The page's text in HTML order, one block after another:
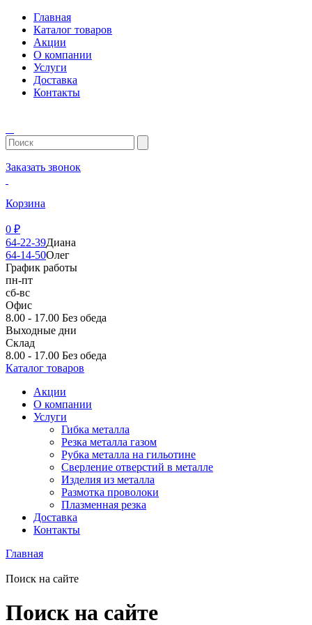
Главная
Каталог товаров
Акции
О компании
Услуги
Доставка
Контакты
Заказать звонок
Корзина
0 ₽
64-22-39Диана
64-14-50Олег
График работы
пн-пт
сб-вс
Офис
8.00 - 17.00 Без обеда
Выходные дни
Склад
8.00 - 17.00 Без обеда
Каталог товаров
Акции
О компании
Услуги
Гибка металла
Резка металла газом
Рубка металла на гильотине
Сверление отверстий в металле
Изделия из металла
Размотка проволоки
Плазменная резка
Доставка
Контакты
Главная
Поиск на сайте
Поиск на сайте